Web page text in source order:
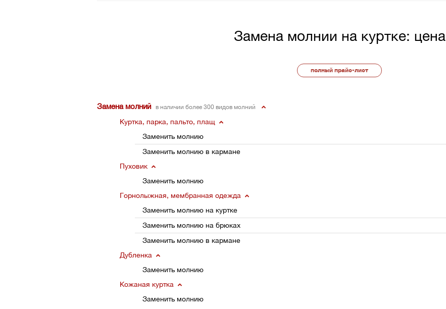
Замена молнии на куртке: цена
полный прайс-лист
Замена молний в наличии более 300 видов молний
Куртка, парка, пальто, плащ
Заменить молнию
Заменить молнию в кармане
Пуховик
Заменить молнию
Горнолыжная, мембранная одежда
Заменить молнию на куртке
Заменить молнию на брюках
Заменить молнию в кармане
Дубленка
Заменить молнию
Кожаная куртка
Заменить молнию